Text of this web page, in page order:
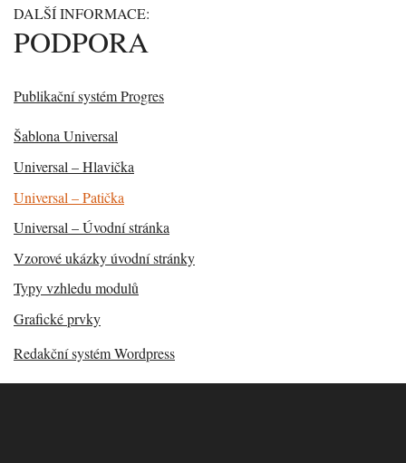
DALŠÍ INFORMACE:
PODPORA
Publikační systém Progres
Šablona Universal
Universal – Hlavička
Universal – Patička
Universal – Úvodní stránka
Vzorové ukázky úvodní stránky
Typy vzhledu modulů
Grafické prvky
Redakční systém Wordpress